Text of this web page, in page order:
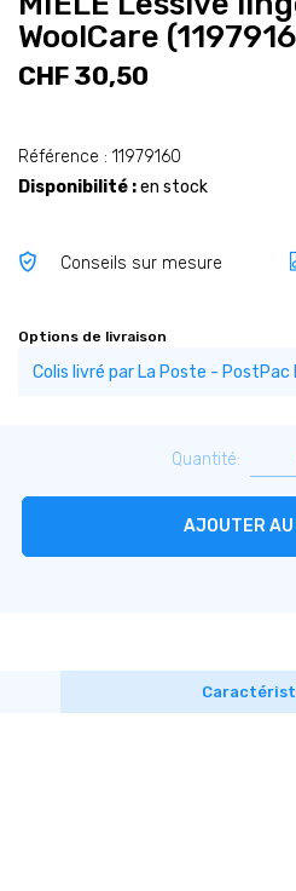
WoolCare
CHF 30,50
Référence : 11979160
Disponibilité :en stock
Conseils sur mesure
Options de livraison
Quantité:
AJOUTER AU